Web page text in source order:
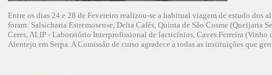
Entre os dias 24 e 28 de Fevereiro realizou-se a habitual viagem de estudo
foram: Salsicharia Estremosense, Delta Cafés, Quinta de São Cosme (Queijaria
Ceres, ALIP - Laboratório Interprofissional de lacticínios, Caves Ferreira
Alentejo em Serpa. A Comissão de curso agradece a todas as instituições que